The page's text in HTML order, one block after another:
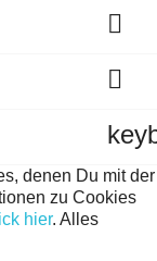


denen Du mit der
zu Cookies
hier. Alles